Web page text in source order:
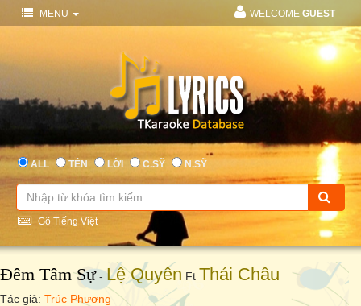
MENU WELCOME GUEST
ALL TÊN LỜI C.SỸ N.SỸ
Gõ Tiếng Việt
Đêm Tâm Sự- Lệ Quyên Ft Thái Châu
Tác giả: Trúc Phương